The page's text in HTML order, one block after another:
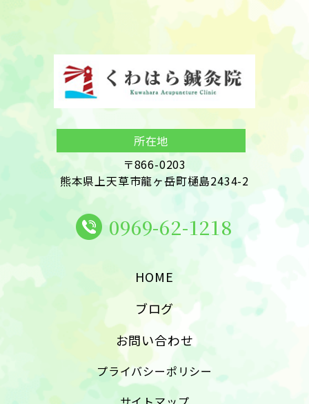
ただ体調が悪かったり、血圧が下がっている状態では施術を
見送りましょう。 天草市や上天草市近郊の方で体の痛みや
不調を感じている方はぜひお越しください。 お問い合わせ
はこちらから
所在地
〒866-0203
熊本県上天草市龍ヶ岳町樋島2434-2
0969-62-1218
HOME
ブログ
お問い合わせ
プライバシーポリシー